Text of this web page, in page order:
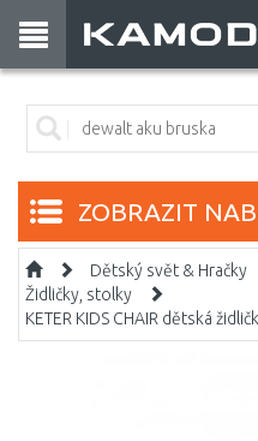
ZOBRAZIT
Dětský svět & Hračky
Židličky, stolky
KETER KIDS CHAIR dětská